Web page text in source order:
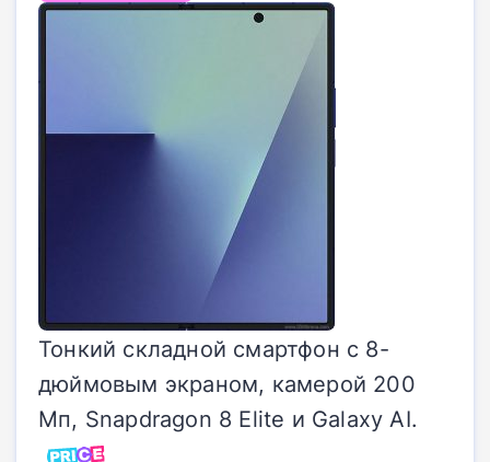
Тонкий складной смартфон с 8-
дюймовым экраном, камерой 200
Мп, Snapdragon 8 Elite и Galaxy AI.